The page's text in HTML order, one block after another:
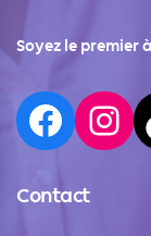
Soyez le premier
Contact